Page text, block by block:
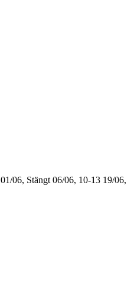
01/06, Stängt 06/06, 10-13 19/06,